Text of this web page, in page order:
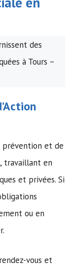
des
à Tours –
prévention et de
travaillant en
et privées. Si
ou en
vous et